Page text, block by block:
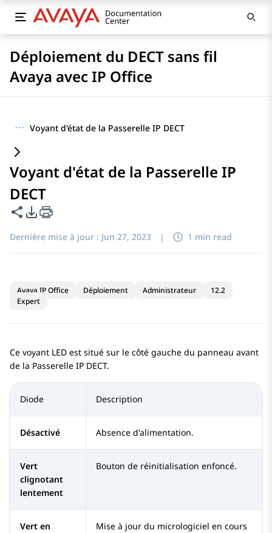
Déploiement du DECT sans fil
Avaya avec IP Office
··· Voyant d'état de la Passerelle IP DECT
Voyant d'état de la Passerelle IP
DECT
Partager cette page
Options d'exportation PDF
Dernière mise à jour : Jun 27, 2023 | 1 min read
Avaya IP Office Déploiement Administrateur
12.2
Expert
Ce voyant LED est situé sur le côté gauche du panneau avant
de la Passerelle IP DECT.
Diode Description
Désactivé Absence d'alimentation.
Vert
clignotant
lentement
Bouton de réinitialisation enfoncé.
Vert en
Mise à jour du micrologiciel en cours